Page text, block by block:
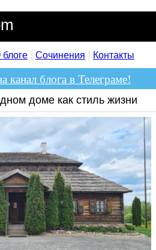
Сочинения Контакты
канал блога в Телеграме!
доме как стиль жизни